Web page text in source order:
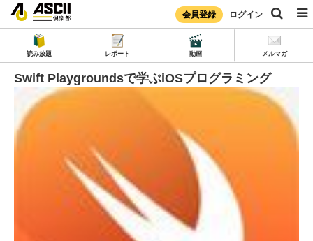
会員登録 ログイン
読み放題 レポート 動画 メルマガ
Swift Playgroundsで学ぶiOSプログラミング